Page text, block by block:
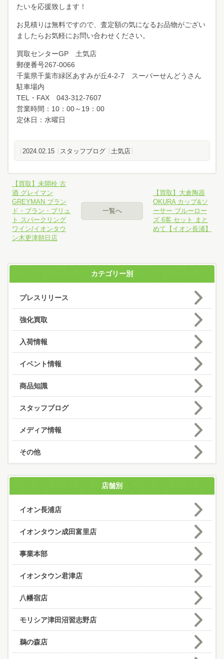
たいを応援致します！
お見積りは無料ですので、査定額の気になるお品物がござい
ましたらお気軽にお問い合わせください。
買取センターGP 土気店
郵便番号267-0066
千葉県千葉市緑区あすみが丘4-2-7 スーパーせんどうさん
駐車場内
TEL・FAX 043-312-7607
営業時間：10：00～19：00
定休日：水曜日
2024.02.15 スタッフブログ 土気店
【買取】未開栓 古
酒 グレイマン
GREYMAN ブラン
ド・ブラン・ブリュ
ト スパークリング
ワイン/イオンタウ
ン木更津朝日店
一覧へ
【買取】大倉陶器
OKURA カップ&ソ
ーサー ブルーロー
ズ 6客 セット まと
めて【イオン長浦】
カテゴリー別
プレスリリース
強化買取
入荷情報
イベント情報
商品知識
スタッフブログ
メディア情報
その他
店舗別
イオン長浦店
イオンタウン成田富里店
事業本部
イオンタウン君津店
八幡宿店
モリシア津田沼習志野店
鵜の森店